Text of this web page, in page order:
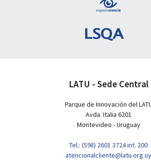
LATU - Sede Central
Parque de Innovación del
Avda. Italia 6201
Montevideo - Uruguay
Tel.: (598) 2601 3724 int. 200
atencionalcliente@latu.org.uy